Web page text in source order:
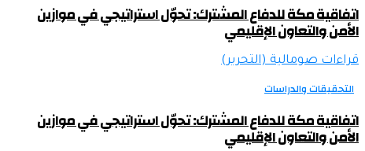
اتفاقية مكة للدفاع المشترك: تحوّل استراتيجي في موازين
الأمن والتعاون الإقليمي
قراءات صومالية (التحرير)
التحقيقات والدراسات
اتفاقية مكة للدفاع المشترك: تحوّل استراتيجي في موازين
الأمن والتعاون الإقليمي